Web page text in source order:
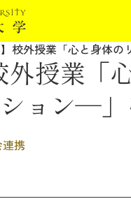
】校外授業「心と身体
外授業
ョン―
携